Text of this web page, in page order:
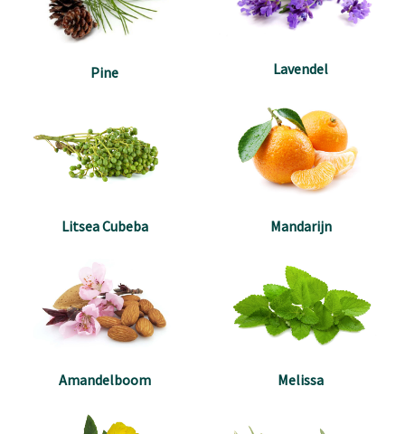
Pine Lavendel
Litsea Cubeba Mandarijn
Amandelboom Melissa